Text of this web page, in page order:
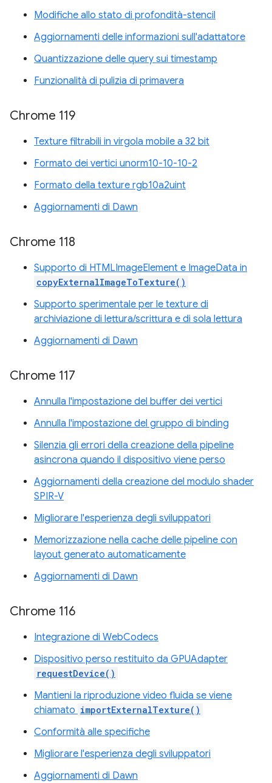
Modifiche allo stato di profondità-stencil
Aggiornamenti delle informazioni sull'adattatore
Quantizzazione delle query sui timestamp
Funzionalità di pulizia di primavera
Chrome 119
Texture filtrabili in virgola mobile a 32 bit
Formato dei vertici unorm10-10-10-2
Formato della texture rgb10a2uint
Aggiornamenti di Dawn
Chrome 118
Supporto di HTMLImageElement e ImageData in
copyExternalImageToTexture()
Supporto sperimentale per le texture di
archiviazione di lettura/scrittura e di sola lettura
Aggiornamenti di Dawn
Chrome 117
Annulla l'impostazione del buffer dei vertici
Annulla l'impostazione del gruppo di binding
Silenzia gli errori della creazione della pipeline
asincrona quando il dispositivo viene perso
Aggiornamenti della creazione del modulo shader
SPIR-V
Migliorare l'esperienza degli sviluppatori
Memorizzazione nella cache delle pipeline con
layout generato automaticamente
Aggiornamenti di Dawn
Chrome 116
Integrazione di WebCodecs
Dispositivo perso restituito da GPUAdapter
requestDevice()
Mantieni la riproduzione video fluida se viene
chiamato importExternalTexture()
Conformità alle specifiche
Migliorare l'esperienza degli sviluppatori
Aggiornamenti di Dawn